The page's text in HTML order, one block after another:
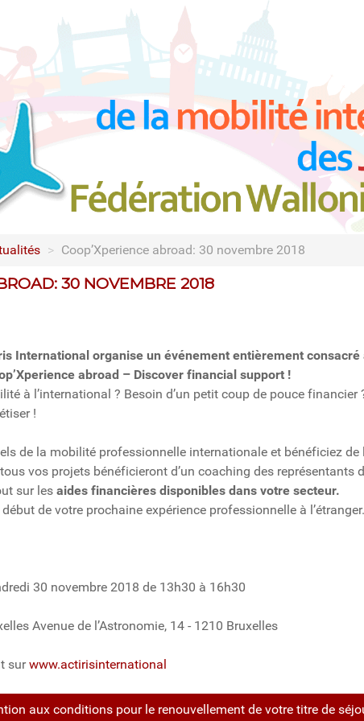
> Coop’Xperience abroad: 30 novembre 2018
30 NOVEMBRE 2018
International organise un événement entièrement consacré
abroad – Discover financial support !
à l’international ? Besoin d’un petit coup de pouce financier
!
de la mobilité professionnelle internationale et bénéficiez de
vos projets bénéficieront d’un coaching des représentants
sur les aides financières disponibles dans votre secteur.
de votre prochaine expérience professionnelle à
30 novembre 2018 de 13h30 à 16h30
Avenue de l’Astronomie, 14 - 1210 Bruxelles
surwww.actirisinternational
aux conditions pour le renouvellement de votre titre de